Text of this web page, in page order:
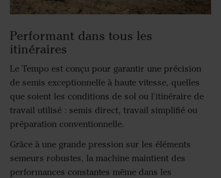
Performant dans tous les
itinéraires
Le Tempo est conçu pour garantir une précision
de semis exceptionnelle à haute vitesse, quelles
que soient les conditions de sol ou l'itinéraire de
travail utilisé : semis direct, travail simplifié ou
préparation conventionnelle.
Grâce à une grande pression sur les éléments
semeurs robustes, la machine maintient des
performances constantes même dans les